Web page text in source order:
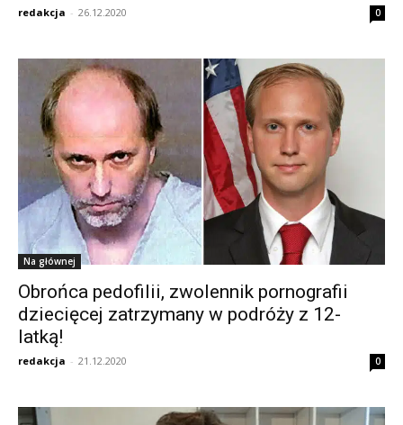
redakcja - 26.12.2020 0
Na głównej
Obrońca pedofilii, zwolennik pornografii
dziecięcej zatrzymany w podróży z 12-
latką!
redakcja - 21.12.2020 0